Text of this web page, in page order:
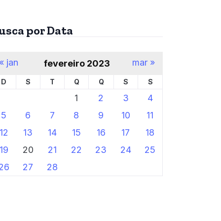
por Data
fevereiro 2023
D S T Q Q S S
1 2 3
4
5
6 7 8 9 10
11
13 14 15 16 17
18
20 21 22 23 24
25
27 28
jan mar »